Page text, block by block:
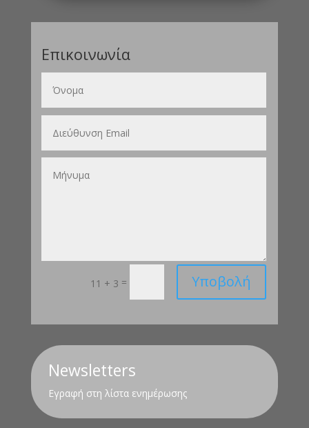
Επικοινωνία
11 + 3 = Υποβολή
Newsletters
Εγραφή στη λίστα ενημέρωσης